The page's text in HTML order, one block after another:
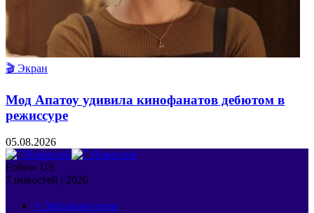
🎬 Экран
Мод Апатоу удивила кинофанатов дебютом в
режиссуре
05.08.2026
Follow US
7 новостей | 2026
⭐ Звёздная кухня